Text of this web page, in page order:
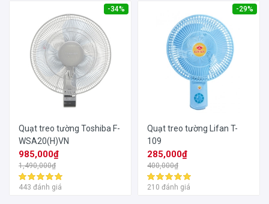
-34%
Quạt treo tường Toshiba F-
WSA20(H)VN
985,000₫
1,490,000₫
443 đánh giá
-29%
Quạt treo tường Lifan T-
109
285,000₫
400,000₫
210 đánh giá